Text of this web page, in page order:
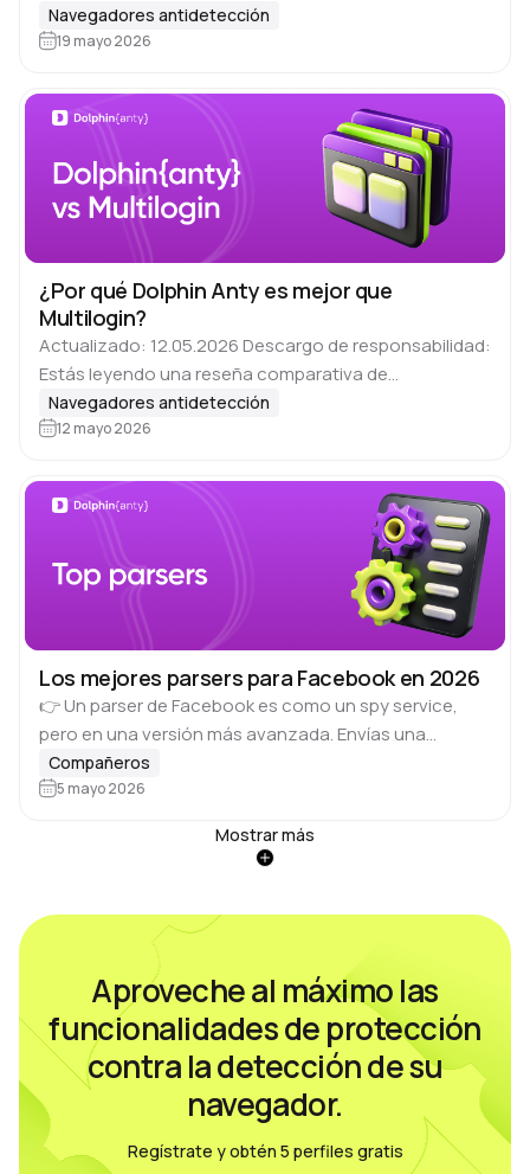
navegadores antidetección en el blog de Dolphin Anty.
Este material se basa en opiniones y comentarios de
Navegadores antidetección
19 mayo 2026
¿Por qué Dolphin Anty es mejor que
Multilogin?
Actualizado: 12.05.2026 Descargo de responsabilidad:
Estás leyendo una reseña comparativa de
navegadores antidetección en el blog de Dolphin Anty.
Este material se basa en opiniones y comentarios de
Navegadores antidetección
12 mayo 2026
Los mejores parsers para Facebook en 2026
👉 Un parser de Facebook es como un spy service,
pero en una versión más avanzada. Envías una
solicitud mediante código y el parser te devuelve el
resultado a través…
Compañeros
5 mayo 2026
Mostrar más
Aproveche al máximo las
funcionalidades de protección
contra la detección de su
navegador.
Regístrate y obtén 5 perfiles gratis